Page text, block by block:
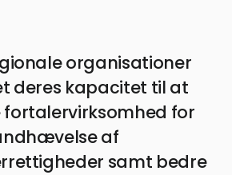
organisationer
deres kapacitet til at
for
af
samt bedre